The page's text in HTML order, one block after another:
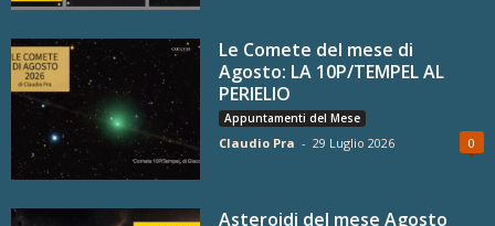
Le Comete del mese di
Agosto: LA 10P/TEMPEL AL
PERIELIO
Appuntamenti del Mese
Claudio Pra - 29 Luglio 2026 0
Asteroidi del mese Agosto